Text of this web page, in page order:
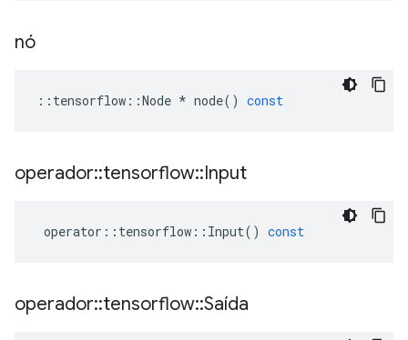
nó
:: tensorflow ::Node * node() const
operador::tensorflow::Input
operator :: tensorflow :: Input() const
operador::tensorflow::Saída